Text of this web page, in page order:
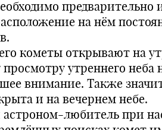
предварительно
на нём
кометы открывают на
утреннего неба
внимание. Также
и на вечернем небе.
любитель при